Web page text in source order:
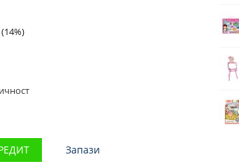
(14%)
Запази